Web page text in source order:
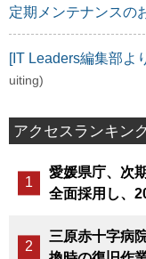
定期メンテナンスの
[IT Leaders編集部よ
uiting)
アクセスランキン
愛媛県庁、次
全面採用し、
三原赤十字病